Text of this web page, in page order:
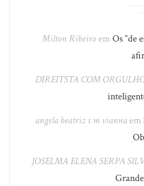
Milton Ribeiroem Os “de
DIREITSTA COM
angela beatriz s m viannaem
JOSELMA ELENA SERPA